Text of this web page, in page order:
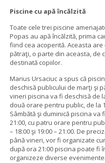
Piscine cu apă încălzită
Toate cele trei piscine
Popas au apă încălzită, prima
fiind cea acoperită. Aceasta
pătraţi, o parte din aceasta, de
destinată copiilor.
Marius Ursaciuc a spus că
deschisă publicului de marţi şi
vineri piscina va fi deschisă de
două orare pentru public, de la
Sâmbătă şi duminică piscina va
21:00, cu patru orare pentru
– 18:00 şi 19:00 – 21:00. De
până vineri, vor fi organizate
după ora 21:00 piscina poate fi
organizeze diverse evenimente.